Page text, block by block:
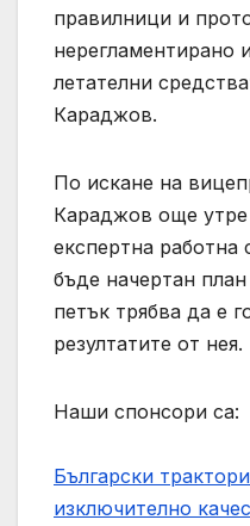
правилници и
нерегламентирано
летателни
Караджов.
По искане на
Караджов още
експертна работна
бъде начертан
петък трябва да е
резултатите от нея.
Наши спонсори са:
Български
изключително